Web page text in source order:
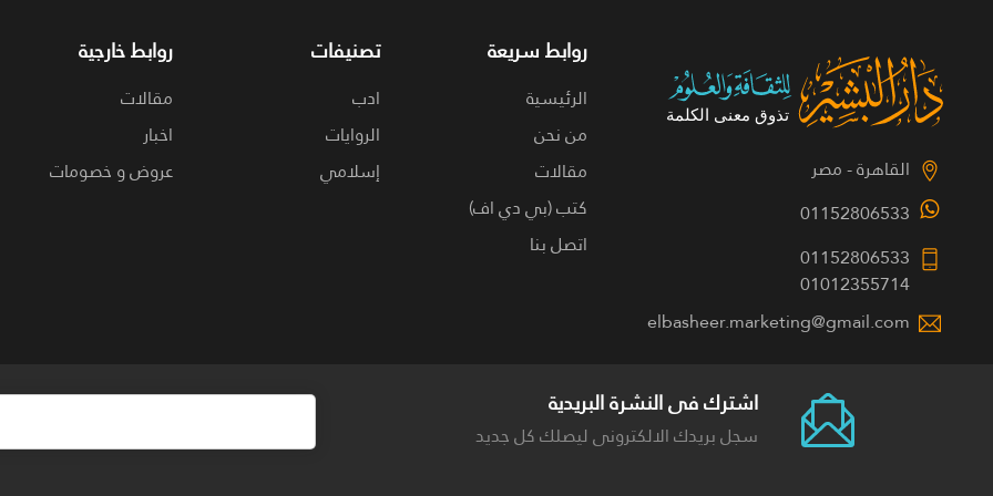
القاهرة - مصر
01152806533
01152806533
01012355714
elbasheer.marketing@gmail.com
روابط سريعة
الرئيسية
من نحن
مقالات
كتب (بي دي اف)
اتصل بنا
تصنيفات
ادب
الروايات
إسلامي
روابط خارجية
مقالات
اخبار
عروض و خصومات
اشترك فى النشرة البريدية
سجل بريدك الالكترونى ليصلك كل جديد